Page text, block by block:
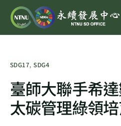
關於我們
永續資訊
校園綠生活
SDG17,SDG4
臺師大聯手希
太碳管理綠領